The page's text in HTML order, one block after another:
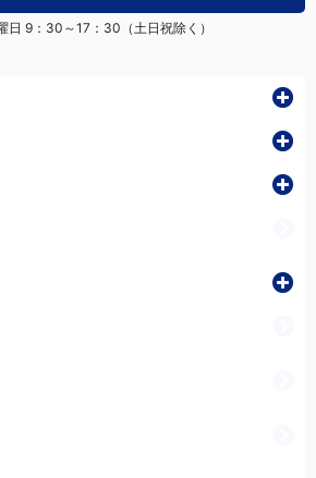
日 9：30～17：30（土日祝除く）